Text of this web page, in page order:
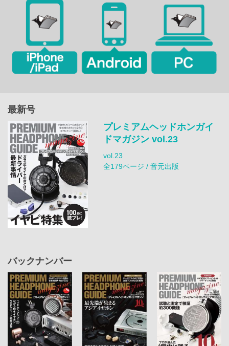
最新号
プレミアムヘッドホンガイ
ドマガジン vol.23
vol.23
全179ページ / 音元出版
バックナンバー